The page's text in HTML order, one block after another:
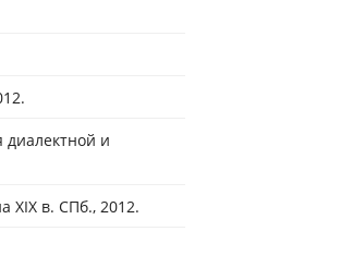
диалектной и
XIX в. СПб., 2012.